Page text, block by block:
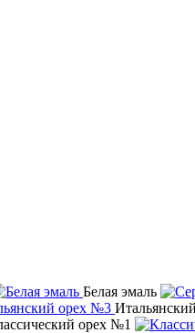
Белая эмаль
орех №1